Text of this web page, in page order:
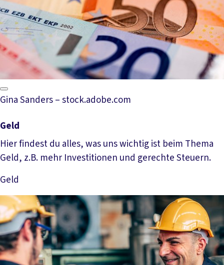
Gina Sanders – stock.adobe.com
Geld
Hier findest du alles, was uns wichtig ist beim Thema
Geld, z.B. mehr Investitionen und gerechte Steuern.
Geld
Mehr lesen